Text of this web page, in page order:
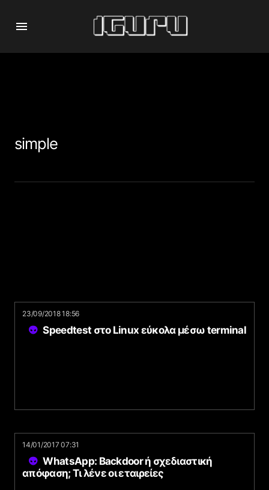
simple
23/09/2018 18:56
Speedtest στο Linux εύκολα μέσω terminal
14/01/2017 07:31
WhatsApp: Backdoor ή σχεδιαστική
απόφαση; Τι λένε οι εταιρείες